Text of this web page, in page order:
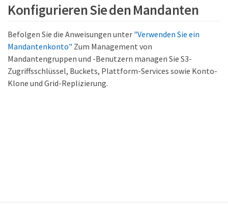
Konfigurieren Sie den Mandanten
Befolgen Sie die Anweisungen unter "Verwenden Sie ein
Mandantenkonto" Zum Management von
Mandantengruppen und -Benutzern managen Sie S3-
Zugriffsschlüssel, Buckets, Plattform-Services sowie Konto-
Klone und Grid-Replizierung.